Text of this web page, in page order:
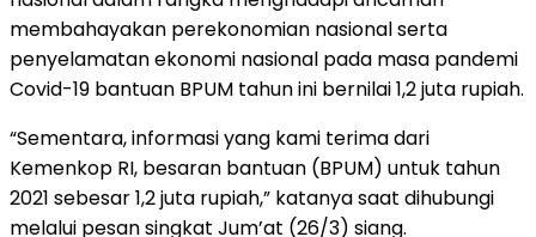
membahayakan perekonomian nasional serta
penyelamatan ekonomi nasional pada masa pandemi
Covid-19 bantuan BPUM tahun ini bernilai 1,2 juta rupiah.
“Sementara, informasi yang kami terima dari
Kemenkop RI, besaran bantuan (BPUM) untuk tahun
2021 sebesar 1,2 juta rupiah,” katanya saat dihubungi
melalui pesan singkat Jum’at (26/3) siang.